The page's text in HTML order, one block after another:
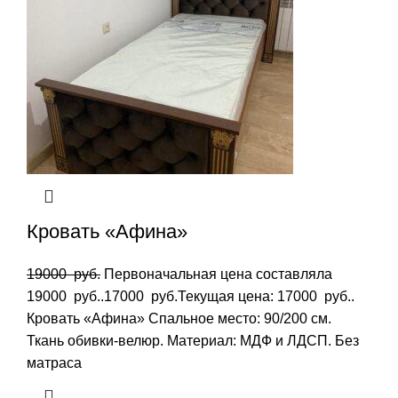
Кровать «Афина»
19000руб. Первоначальная цена составляла
19000 руб..17000 руб.Текущая цена: 17000 руб..
Кровать «Афина» Спальное место: 90/200 см.
Ткань обивки-велюр. Материал: МДФ и ЛДСП. Без
матраса